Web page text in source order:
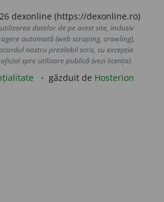
dexonline (https://dexonline.ro)
datelor de pe acest site, inclusiv
automată (web scraping, crawling),
nostru prealabil scris, cu excepția
spre utilizare publică (vezi licența).
găzduit de Hosterion